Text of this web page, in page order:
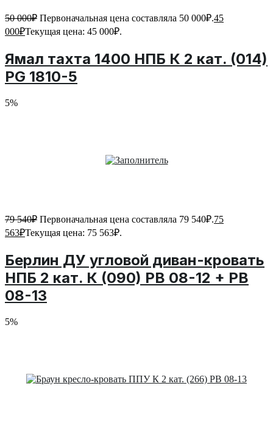
50 000₽ Первоначальная цена составляла 50 000₽.45
000₽Текущая цена: 45 000₽.
Ямал тахта 1400 НПБ К 2 кат. (014)
PG 1810-5
5%
79 540₽ Первоначальная цена составляла 79 540₽.75
563₽Текущая цена: 75 563₽.
Берлин ДУ угловой диван-кровать
НПБ 2 кат. К (090) PB 08-12 + PB
08-13
5%